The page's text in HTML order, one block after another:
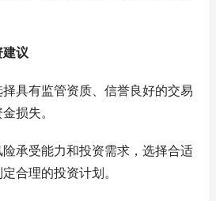
建议
具有监管资质、信誉良好的交易
损失。
承受能力和投资需求，选择合适
合理的投资计划。